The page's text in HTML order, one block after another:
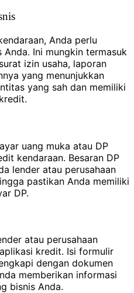
Anda perlu
Ini mungkin termasuk
izin usaha, laporan
yang menunjukkan
yang sah dan memiliki
uang muka atau DP
kendaraan. Besaran DP
lender atau perusahaan
pastikan Anda memiliki
DP.
atau perusahaan
kredit. Isi formulir
dengan dokumen
memberikan informasi
bisnis Anda.